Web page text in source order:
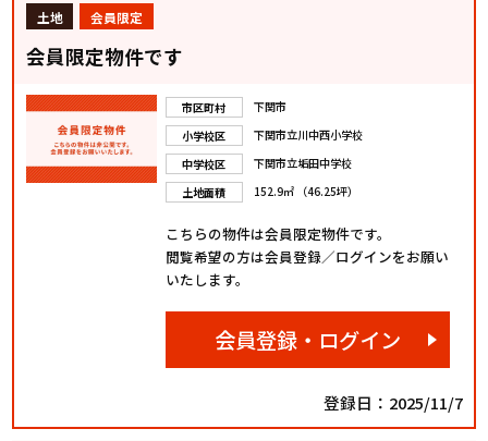
土地 会員限定
会員限定物件です
市区町村
下関市
小学校区
下関市立川中西小学校
中学校区
下関市立垢田中学校
土地面積
152.9㎡ （46.25坪）
こちらの物件は会員限定物件です。
閲覧希望の方は会員登録／ログインをお願い
いたします。
会員登録・ログイン
登録日：2025/11/7